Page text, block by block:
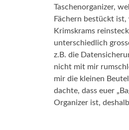
Taschenorganizer,
Fächern bestückt ist,
Krimskrams
unterschiedlich
z.B. die
nicht mit mir
mir die kleinen
dachte, dass euer
Organizer ist,